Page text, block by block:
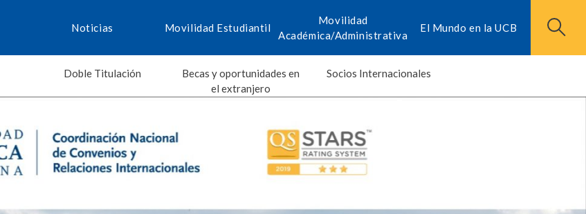
Noticias Movilidad Estudiantil
Movilidad
Académica/Administrativa
El Mundo en la UCB
Doble Titulación
Becas y oportunidades en
el extranjero
Socios Internacionales